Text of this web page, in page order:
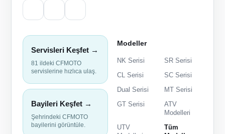
Servisleri Keşfet →
81 ildeki CFMOTO
servislerine hızlıca ulaş.
Bayileri Keşfet →
Şehrindeki CFMOTO
bayilerini görüntüle.
Modeller
NK Serisi
SR Serisi
CL Serisi
SC Serisi
Dual Serisi
MT Serisi
GT Serisi
ATV
Modelleri
UTV
Tüm